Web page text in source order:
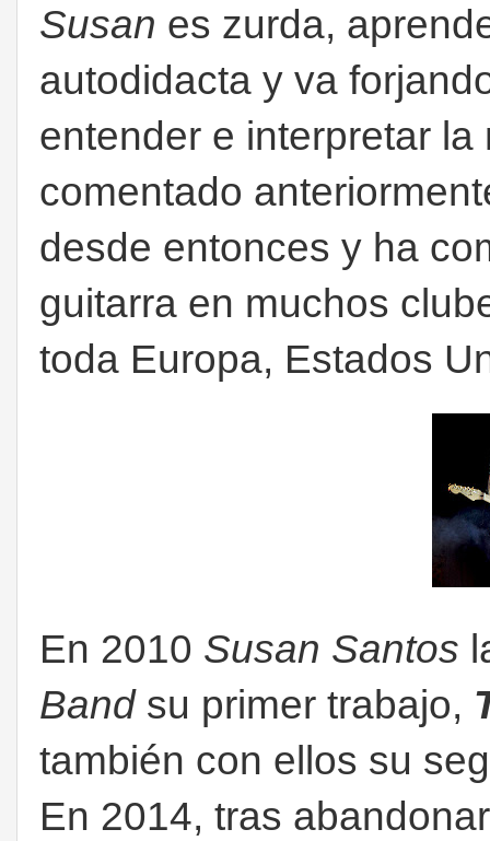
Susan es zurda,
autodidacta y va
entender e interpretar
comentado
desde entonces y ha
guitarra en muchos
toda Europa, Estados
En 2010 Susan Santos
Bandsu primer trabajo,
también con ellos su
En 2014, tras